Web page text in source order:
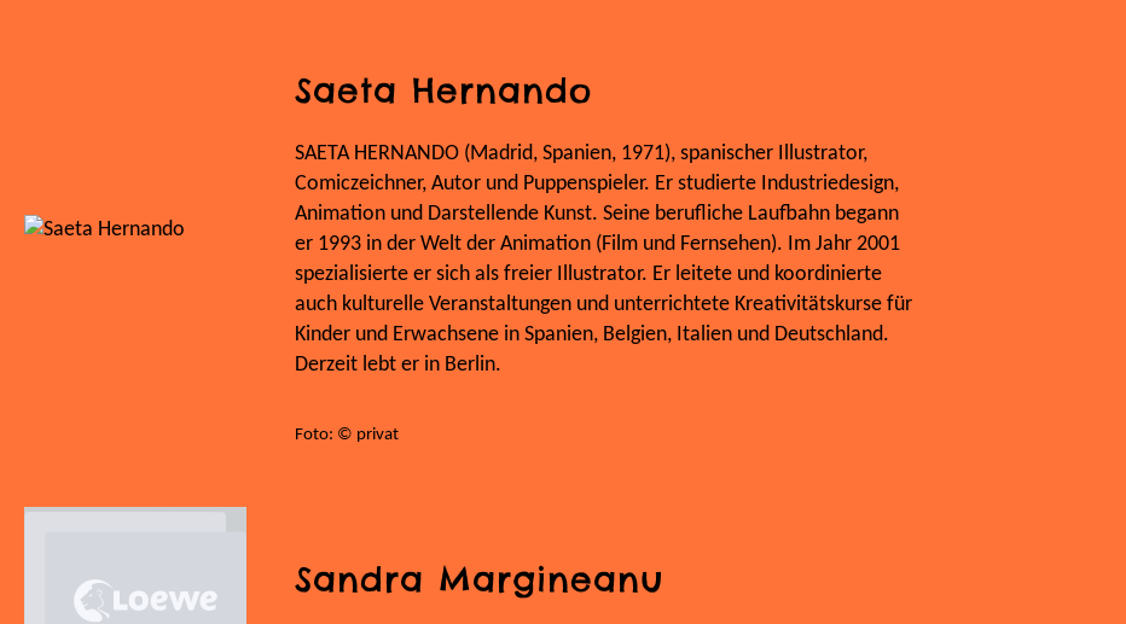
Saeta Hernando
SAETA HERNANDO (Madrid, Spanien, 1971), spanischer Illustrator,
Comiczeichner, Autor und Puppenspieler. Er studierte Industriedesign,
Animation und Darstellende Kunst. Seine berufliche Laufbahn begann
er 1993 in der Welt der Animation (Film und Fernsehen). Im Jahr 2001
spezialisierte er sich als freier Illustrator. Er leitete und koordinierte
auch kulturelle Veranstaltungen und unterrichtete Kreativitätskurse für
Kinder und Erwachsene in Spanien, Belgien, Italien und Deutschland.
Derzeit lebt er in Berlin.
Foto: © privat
Sandra Margineanu